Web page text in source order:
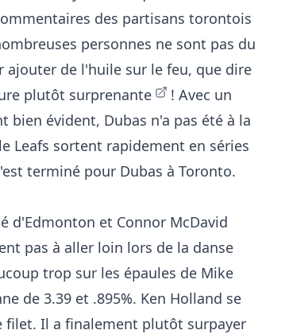
des partisans torontois
personnes ne sont pas du
ajouter de l'huile sur le feu, que dire
plutôt surprenante
! Avec un
évident, Dubas n'a pas été à la
Leafs sortent rapidement en séries
terminé pour Dubas à Toronto.
d'Edmonton et Connor McDavid
pas à aller loin lors de la danse
trop sur les épaules de Mike
de 3.39 et .895%. Ken Holland se
filet. Il a finalement plutôt surpayer